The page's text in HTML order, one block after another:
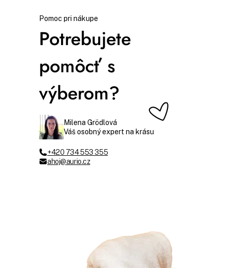
Pomoc pri nákupe
Potrebujete
pomôcť s
výberom?
Milena Grödlová
Váš osobný expert na krásu
+420 734 553 355
ahoj@aurio.cz